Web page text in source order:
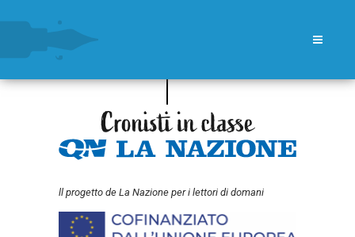
ll progetto de La Nazione per i lettori di domani